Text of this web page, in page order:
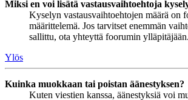
Miksi en voi lisätä vastausvaihtoehtoja
Kyselyn vastausvaihtoehtojen määrä on
määrittelemä. Jos tarvitset enemmän
sallittu, ota yhteyttä foorumin ylläpitäjään.
Ylös
Kuinka muokkaan tai poistan äänestyksen?
Kuten viestien kanssa, äänestyksiä voi